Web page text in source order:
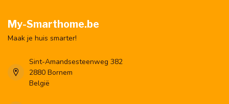
My-Smarthome.be
Maak je huis smarter!
Sint-Amandsesteenweg 382
2880 Bornem
België